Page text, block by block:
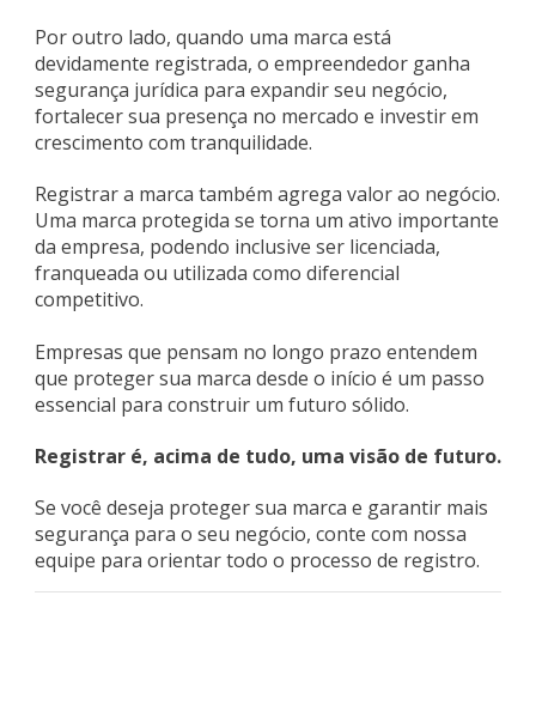
Por outro lado, quando uma marca está
devidamente registrada, o empreendedor ganha
segurança jurídica para expandir seu negócio,
fortalecer sua presença no mercado e investir em
crescimento com tranquilidade.
Registrar a marca também agrega valor ao negócio.
Uma marca protegida se torna um ativo importante
da empresa, podendo inclusive ser licenciada,
franqueada ou utilizada como diferencial
competitivo.
Empresas que pensam no longo prazo entendem
que proteger sua marca desde o início é um passo
essencial para construir um futuro sólido.
Registrar é, acima de tudo, uma visão de futuro.
Se você deseja proteger sua marca e garantir mais
segurança para o seu negócio, conte com nossa
equipe para orientar todo o processo de registro.